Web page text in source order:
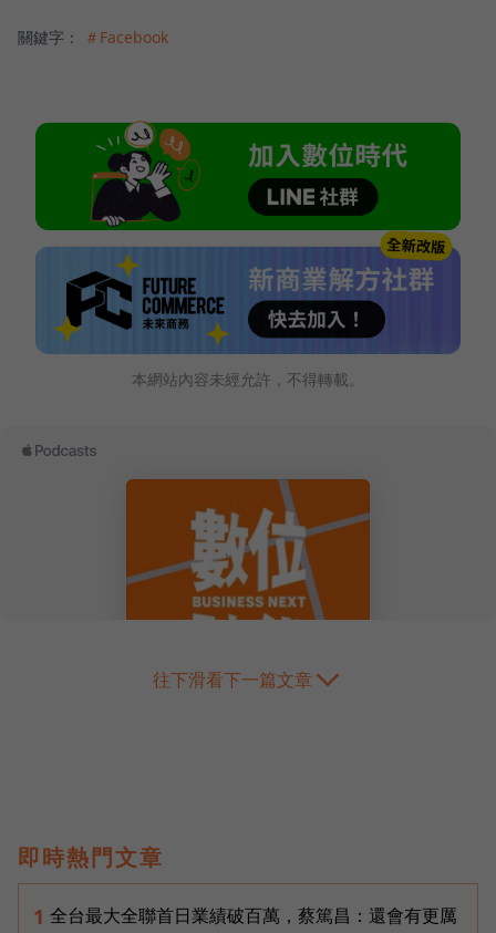
關鍵字： ＃Facebook
本網站內容未經允許，不得轉載。
往下滑看下一篇文章
即時熱門文章
1 全台最大全聯首日業績破百萬，蔡篤昌：還會有更厲